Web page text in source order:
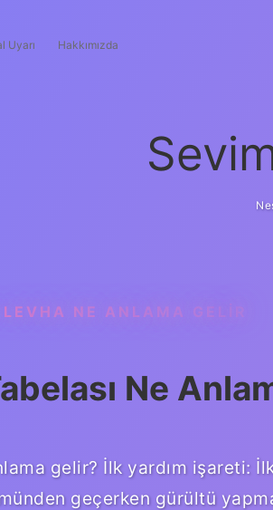
Uyarı Hakkımızda
NE ANLAMA GELIR
Ne
gelir? İlk yardım işareti:
geçerken gürültü